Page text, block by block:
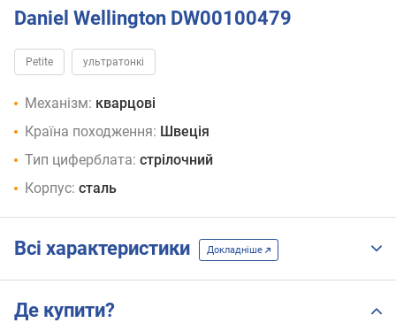
Daniel Wellington DW00100479
Petite ультратонкі
Механізм: кварцові
Країна походження: Швеція
Тип циферблата: стрілочний
Корпус: сталь
Всі характеристики Докладніше
Де купити?